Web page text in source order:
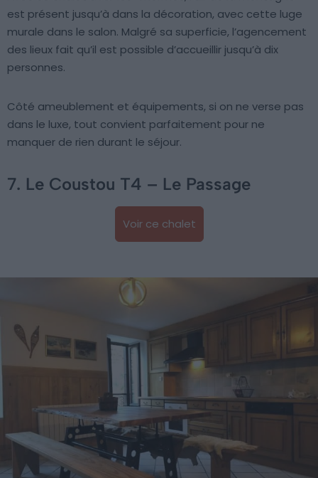
est présent jusqu’à dans la décoration, avec cette luge
murale dans le salon. Malgré sa superficie, l’agencement
des lieux fait qu’il est possible d’accueillir jusqu’à dix
personnes.
Côté ameublement et équipements, si on ne verse pas
dans le luxe, tout convient parfaitement pour ne
manquer de rien durant le séjour.
7. Le Coustou T4 – Le Passage
Voir ce chalet